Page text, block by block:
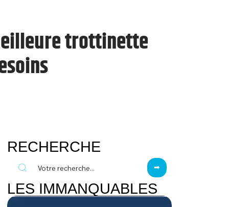
trottinette
RECHERCHE
LES IMMANQUABLES